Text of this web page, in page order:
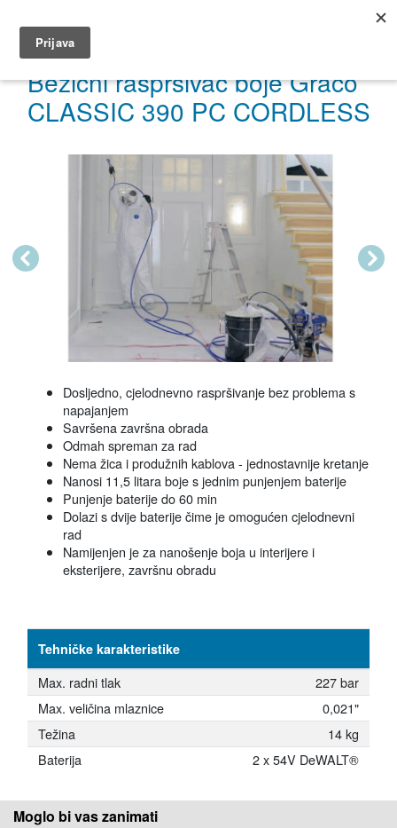
Bežični raspršivač boje Graco
CLASSIC 390 PC CORDLESS
Previous Next
Dosljedno, cjelodnevno raspršivanje bez problema s
napajanjem
Savršena završna obrada
Odmah spreman za rad
Nema žica i produžnih kablova - jednostavnije kretanje
Nanosi 11,5 litara boje s jednim punjenjem baterije
Punjenje baterije do 60 min
Dolazi s dvije baterije čime je omogućen cjelodnevni
rad
Namijenjen je za nanošenje boja u interijere i
eksterijere, završnu obradu
Tehničke karakteristike
Max. radni tlak
227 bar
Max. veličina mlaznice
0,021"
Težina
14 kg
Baterija
2 x 54V DeWALT®
Moglo bi vas zanimati